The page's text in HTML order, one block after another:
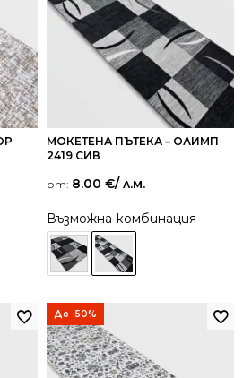
МОКЕТЕНА ПЪТЕКА – ОЛИМП
2419 СИВ
от: 8.00 €/ л.м.
Възможна комбинация
До -50%